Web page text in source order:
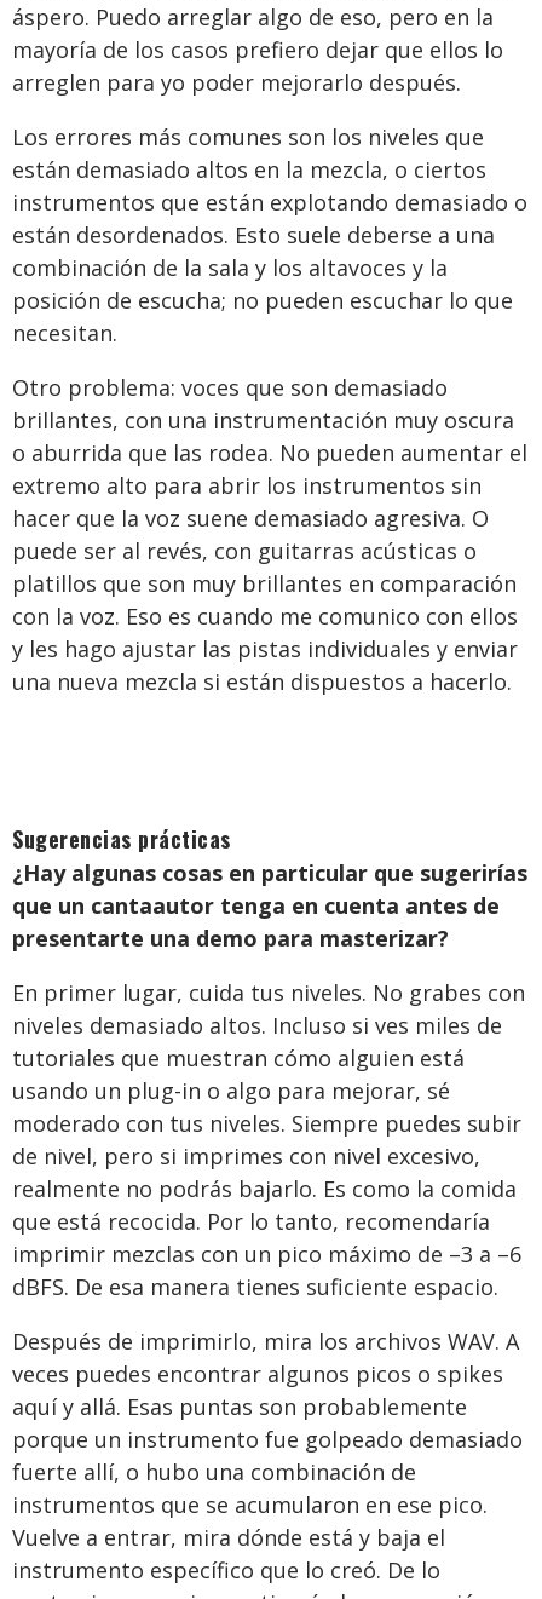
áspero. Puedo arreglar algo de eso, pero en la
mayoría de los casos prefiero dejar que ellos lo
arreglen para yo poder mejorarlo después.
Los errores más comunes son los niveles que
están demasiado altos en la mezcla, o ciertos
instrumentos que están explotando demasiado o
están desordenados. Esto suele deberse a una
combinación de la sala y los altavoces y la
posición de escucha; no pueden escuchar lo que
necesitan.
Otro problema: voces que son demasiado
brillantes, con una instrumentación muy oscura
o aburrida que las rodea. No pueden aumentar el
extremo alto para abrir los instrumentos sin
hacer que la voz suene demasiado agresiva. O
puede ser al revés, con guitarras acústicas o
platillos que son muy brillantes en comparación
con la voz. Eso es cuando me comunico con ellos
y les hago ajustar las pistas individuales y enviar
una nueva mezcla si están dispuestos a hacerlo.
Sugerencias prácticas
¿Hay algunas cosas en particular que sugerirías
que un cantaautor tenga en cuenta antes de
presentarte una demo para masterizar?
En primer lugar, cuida tus niveles. No grabes con
niveles demasiado altos. Incluso si ves miles de
tutoriales que muestran cómo alguien está
usando un plug-in o algo para mejorar, sé
moderado con tus niveles. Siempre puedes subir
de nivel, pero si imprimes con nivel excesivo,
realmente no podrás bajarlo. Es como la comida
que está recocida. Por lo tanto, recomendaría
imprimir mezclas con un pico máximo de –3 a –6
dBFS. De esa manera tienes suficiente espacio.
Después de imprimirlo, mira los archivos WAV. A
veces puedes encontrar algunos picos o spikes
aquí y allá. Esas puntas son probablemente
porque un instrumento fue golpeado demasiado
fuerte allí, o hubo una combinación de
instrumentos que se acumularon en ese pico.
Vuelve a entrar, mira dónde está y baja el
instrumento específico que lo creó. De lo